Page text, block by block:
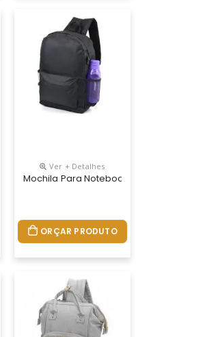
Ver + Detalhes
Mochila Para Notebook Personalizada
ORÇAR PRODUTO